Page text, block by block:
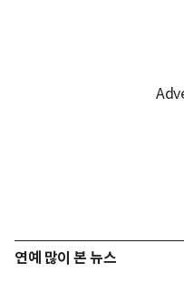
연예 많이 본 뉴스